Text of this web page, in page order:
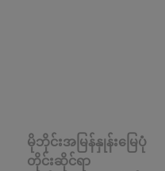
မိုဘိုင်းအမြန်နှုန်းမြေပုံ
တိုင်းဆိုင်ရာ